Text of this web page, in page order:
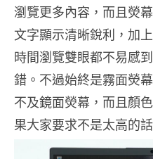
瀏覽更多內容，而且熒
文字顯示清晰銳利，加
時間瀏覽雙眼都不易感
錯。不過始終是霧面熒
不及鏡面熒幕，而且顏
果大家要求不是太高的